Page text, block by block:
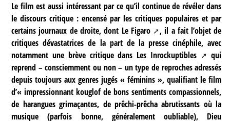
Le film est aussi intéressant par ce qu’il continue de révéler dans
le discours critique : encensé par les critiques populaires et par
certains journaux de droite, dont Le Figaro
, il a fait l’objet de
critiques dévastatrices de la part de la presse cinéphile, avec
notamment une brève critique dans Les Inrockuptibles
qui
reprend – consciemment ou non – un type de reproches adressés
depuis toujours aux genres jugés « féminins », qualifiant le film
d’« impressionnant kouglof de bons sentiments compassionnels,
de harangues grimaçantes, de prêchi-prêcha abrutissants où la
musique (parfois bonne, généralement oubliable), Dieu